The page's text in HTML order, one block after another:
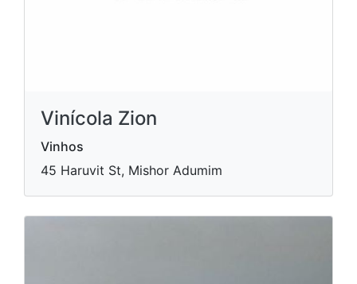
Vinícola Zion
Vinhos
45 Haruvit St, Mishor Adumim